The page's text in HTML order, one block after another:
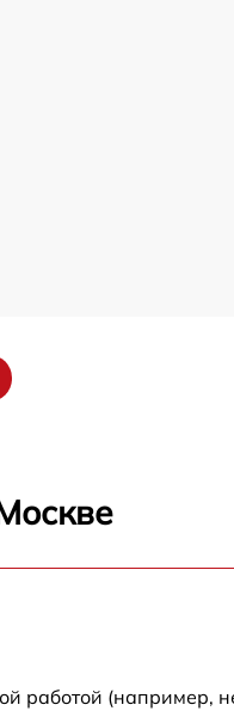
работой (например,